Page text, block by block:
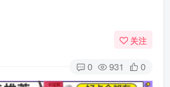
关注
0 931 0